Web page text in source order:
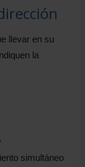
llevar en su
la
simultáneo